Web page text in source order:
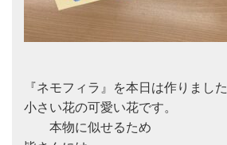
『ネモフィラ』を本日は作りました
小さい花の可愛い花です。
本物に似せるため